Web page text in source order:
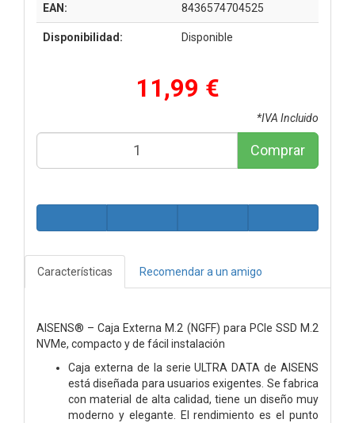
EAN: 8436574704525
Disponibilidad: Disponible
11,99 €
*IVA Incluido
Comprar
Características Recomendar a un amigo
AISENS® – Caja Externa M.2 (NGFF) para PCIe SSD M.2
NVMe, compacto y de fácil instalación
Caja externa de la serie ULTRA DATA de AISENS
está diseñada para usuarios exigentes. Se fabrica
con material de alta calidad, tiene un diseño muy
moderno y elegante. El rendimiento es el punto